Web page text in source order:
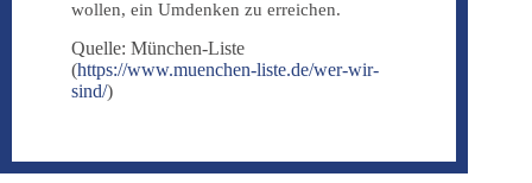
wollen, ein Umdenken zu erreichen.
Quelle: München-Liste
(https://www.muenchen-liste.de/wer-wir-
sind/)